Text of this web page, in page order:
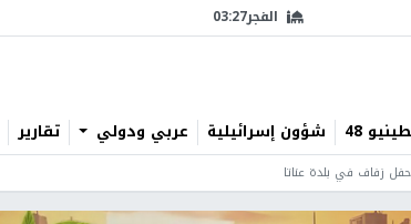
الفجر03:27
48 شؤون إسرائيلية عربي ودولي تقارير
زفاف في بلدة عناتا